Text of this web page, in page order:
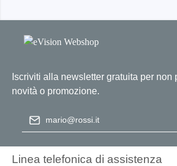
Iscriviti alla newsletter gratuita per non
novità o promozione.
Indirizzo e-mail
termini e condizioni generali.
Linea telefonica di assistenza